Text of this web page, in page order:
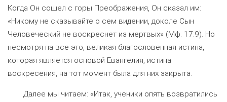
Когда Он сошел с горы Преображения, Он сказал им:
«Никому не сказывайте о сем видении, доколе Сын
Человеческий не воскреснет из мертвых» (Мф. 17:9). Но
несмотря на все это, великая благословенная истина,
которая является основой Евангелия, истина
воскресения, на тот момент была для них закрыта.
Далее мы читаем: «Итак, ученики опять возвратились